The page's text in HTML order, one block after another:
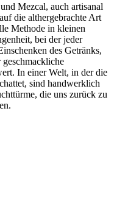
Mezcal, auch artisanal
die althergebrachte Art
Methode in kleinen
bei der jeder
des Getränks,
geschmackliche
In einer Welt, in der die
sind handwerklich
die uns zurück zu